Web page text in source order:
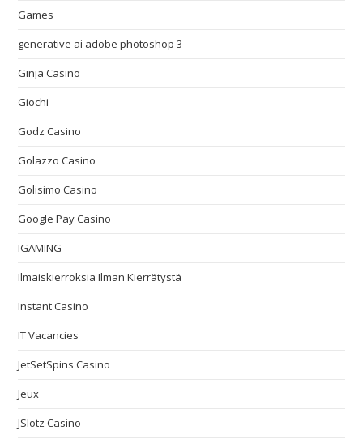
Games
generative ai adobe photoshop 3
Ginja Casino
Giochi
Godz Casino
Golazzo Casino
Golisimo Casino
Google Pay Casino
IGAMING
Ilmaiskierroksia Ilman Kierrätystä
Instant Casino
IT Vacancies
JetSetSpins Casino
Jeux
JSlotz Casino